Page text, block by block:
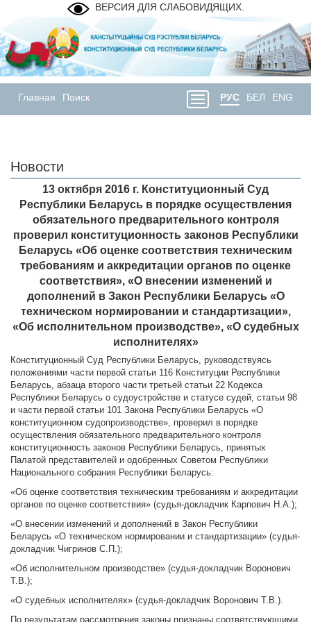
ВЕРСИЯ ДЛЯ СЛАБОВИДЯЩИХ.
Главная Поиск РУС БЕЛ ENG
Новости
13 октября 2016 г. Конституционный Суд
Республики Беларусь в порядке осуществления
обязательного предварительного контроля
проверил конституционность законов Республики
Беларусь «Об оценке соответствия техническим
требованиям и аккредитации органов по оценке
соответствия», «О внесении изменений и
дополнений в Закон Республики Беларусь «О
техническом нормировании и стандартизации»,
«Об исполнительном производстве», «О судебных
исполнителях»
Конституционный Суд Республики Беларусь, руководствуясь
положениями части первой статьи 116 Конституции Республики
Беларусь, абзаца второго части третьей статьи 22 Кодекса
Республики Беларусь о судоустройстве и статусе судей, статьи 98
и части первой статьи 101 Закона Республики Беларусь «О
конституционном судопроизводстве», проверил в порядке
осуществления обязательного предварительного контроля
конституционность законов Республики Беларусь, принятых
Палатой представителей и одобренных Советом Республики
Национального собрания Республики Беларусь:
«Об оценке соответствия техническим требованиям и аккредитации
органов по оценке соответствия» (судья-докладчик Карпович Н.А.);
«О внесении изменений и дополнений в Закон Республики
Беларусь «О техническом нормировании и стандартизации» (судья-
докладчик Чигринов С.П.);
«Об исполнительном производстве» (судья-докладчик Воронович
Т.В.);
«О судебных исполнителях» (судья-докладчик Воронович Т.В.).
По результатам рассмотрения законы признаны соответствующими